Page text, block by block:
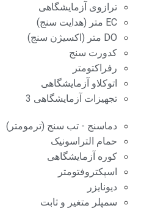
ترازوی آزمایشگاهی
EC متر (هدایت سنج)
DO متر (اکسیژن سنج)
کدورت سنج
رفراکتومتر
اتوکلاو آزمایشگاهی
تجهیزات آزمایشگاهی 3
دماسنج - تب سنج (ترمومتر)
حمام التراسونیک
کوره آزمایشگاهی
اسپکتروفتومتر
دیونایزر
سمپلر متغیر و ثابت